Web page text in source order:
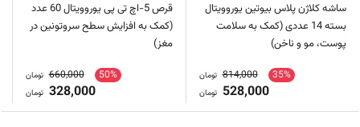
ساشه کلاژن پلاس بیوتین یوروویتال
بسته 14 عددی (کمک به سلامت
پوست، مو و ناخن)
35%
814,000 تومان
528,000 تومان
قرص 5-اچ تی پی یوروویتال 60 عدد
(کمک به افزایش سطح سروتونین در
مغز)
50%
660,000 تومان
328,000 تومان